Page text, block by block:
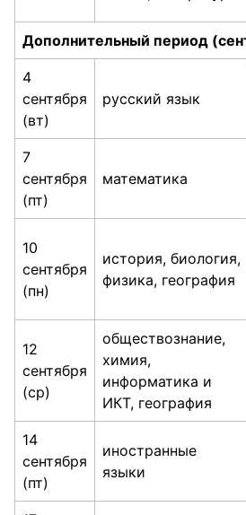
Дополнительный период
4
сентября
(вт)
русский язык
7
сентября
(пт)
математика
10
сентября
(пн)
история, биология,
физика, география
12
сентября
(ср)
обществознание,
химия,
информатика и
ИКТ, география
14
сентября
(пт)
иностранные
языки